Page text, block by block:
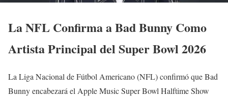
La NFL Confirma a Bad Bunny Como
Artista Principal del Super Bowl 2026
La Liga Nacional de Fútbol Americano (NFL) confirmó que Bad
Bunny encabezará el Apple Music Super Bowl Halftime Show